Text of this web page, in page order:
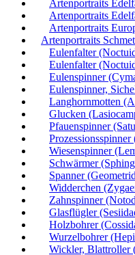
Artenportraits
Artenportraits
Artenportraits
Artenportraits
Eulenfalter
Eulenfalter
Eulenspinner
Eulenspinner,
Langhornmotten
Glucken
Pfauenspinner
Wiesenspinner
Schwärmer
Spanner
Widderchen
Zahnspinner
Glasflügler
Holzbohrer
Wurzelbohrer
Wickler, Blattroller